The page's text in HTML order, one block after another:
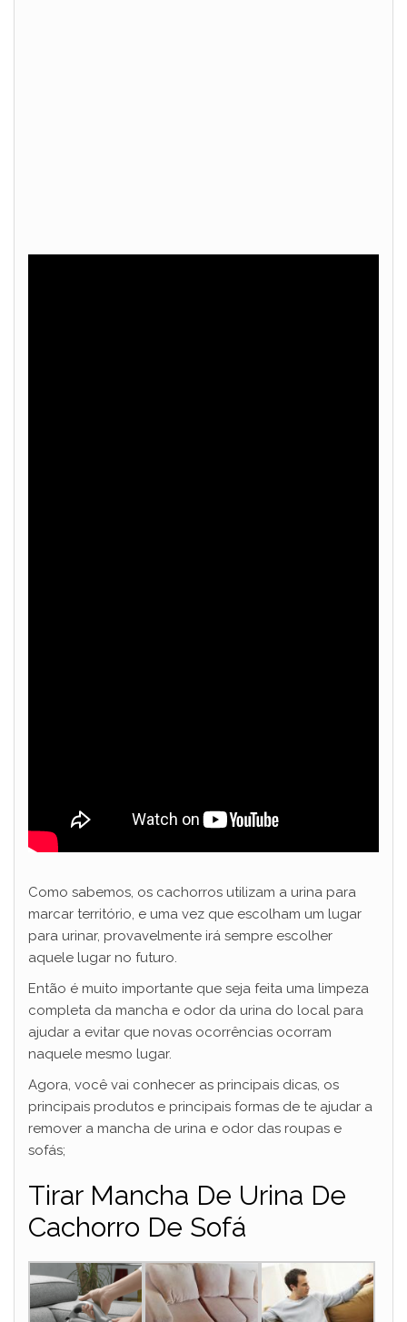
Como sabemos, os cachorros utilizam a urina para
marcar território, e uma vez que escolham um lugar
para urinar, provavelmente irá sempre escolher
aquele lugar no futuro.
Então é muito importante que seja feita uma limpeza
completa da mancha e odor da urina do local para
ajudar a evitar que novas ocorrências ocorram
naquele mesmo lugar.
Agora, você vai conhecer as principais dicas, os
principais produtos e principais formas de te ajudar a
remover a mancha de urina e odor das roupas e
sofás;
Tirar Mancha De Urina De
Cachorro De Sofá